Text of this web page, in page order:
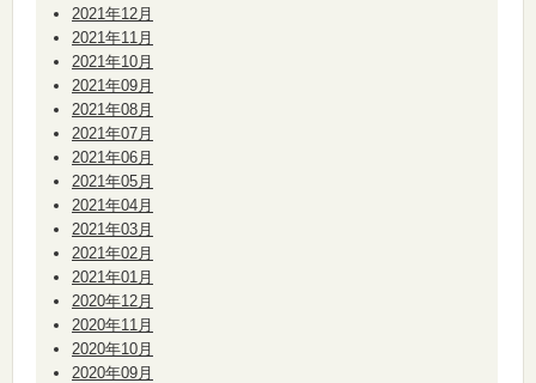
2021年12月
2021年11月
2021年10月
2021年09月
2021年08月
2021年07月
2021年06月
2021年05月
2021年04月
2021年03月
2021年02月
2021年01月
2020年12月
2020年11月
2020年10月
2020年09月